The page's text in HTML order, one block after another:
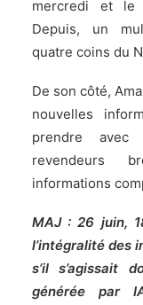
mercredi et le
Depuis, un
quatre coins du
De son côté,
nouvelles
prendre avec
revendeurs
informations
MAJ : 26 juin,
l’intégralité des
s’il s’agissait
générée par